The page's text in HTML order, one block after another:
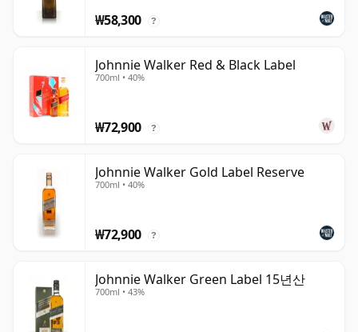
₩58,300 ?
Johnnie Walker Red & Black Label
700ml • 40%
₩72,900 ?
Johnnie Walker Gold Label Reserve
700ml • 40%
₩72,900 ?
Johnnie Walker Green Label 15년산
700ml • 43%